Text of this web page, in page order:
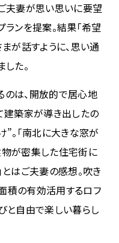
夫妻が思い思いに要望
ンを提案。結果「希望
が話すように、思い通
た。
は、開放的で居心地
建築家が導き出したの
。「南北に大きな窓が
が密集した住宅街に
はご夫妻の感想。吹き
積の有効活用するロフ
と自由で楽しい暮らし